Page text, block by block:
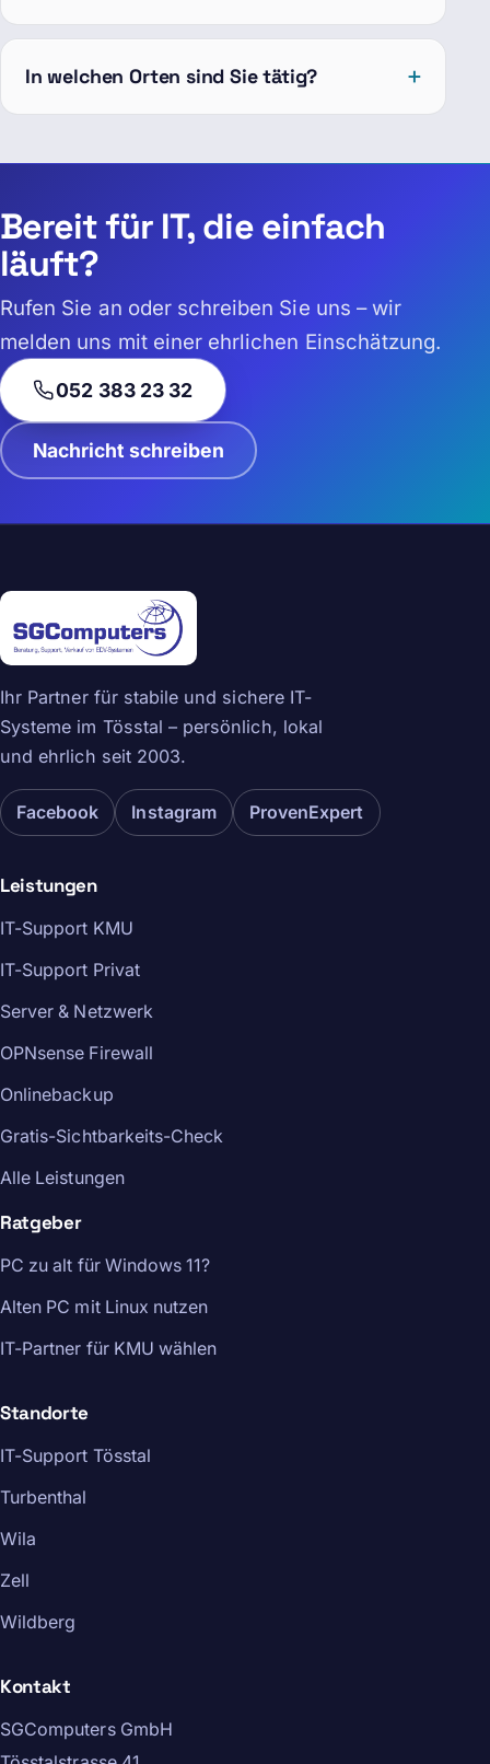
In welchen Orten sind Sie tätig?
Bereit für IT, die einfach
läuft?
Rufen Sie an oder schreiben Sie uns – wir
melden uns mit einer ehrlichen Einschätzung.
052 383 23 32
Nachricht schreiben
Ihr Partner für stabile und sichere IT-
Systeme im Tösstal – persönlich, lokal
und ehrlich seit 2003.
Facebook Instagram ProvenExpert
Leistungen
IT-Support KMU
IT-Support Privat
Server & Netzwerk
OPNsense Firewall
Onlinebackup
Gratis-Sichtbarkeits-Check
Alle Leistungen
Ratgeber
PC zu alt für Windows 11?
Alten PC mit Linux nutzen
IT-Partner für KMU wählen
Standorte
IT-Support Tösstal
Turbenthal
Wila
Zell
Wildberg
Kontakt
SGComputers GmbH